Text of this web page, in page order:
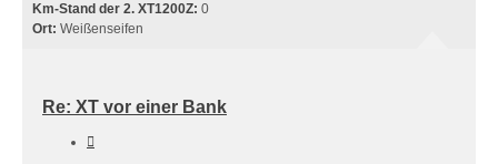
Km-Stand der 2. XT1200Z: 0
Ort: Weißenseifen
Re: XT vor einer Bank